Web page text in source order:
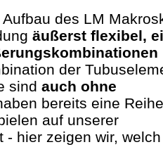
des LM
äußerst flexibel,
der
sind auch ohne
bereits eine Reihe
auf unserer
- hier zeigen wir, welch